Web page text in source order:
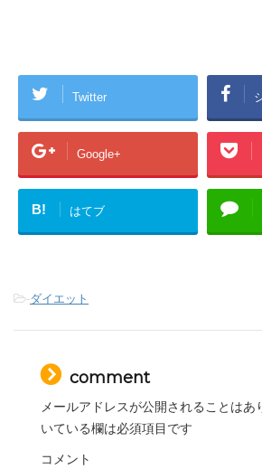
Twitter
Google+
B! はてブ
-ダイエット
comment
メールアドレスが公開されることはあ
いている欄は必須項目です
コメント